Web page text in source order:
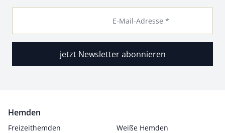
E-Mail-Adresse *
jetzt Newsletter abonnieren
Hemden
Freizeithemden
Weiße Hemden